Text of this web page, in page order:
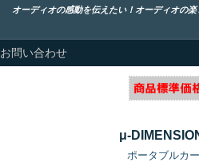
オーディオの感動を伝えたい！オーディオの
お問い合わせ
μ-
ポータブルカ